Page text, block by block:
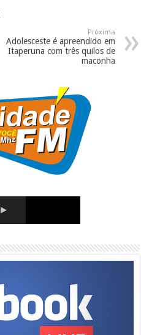
Próxima
Adolesceste é apreendido em
Itaperuna com três quilos de
maconha